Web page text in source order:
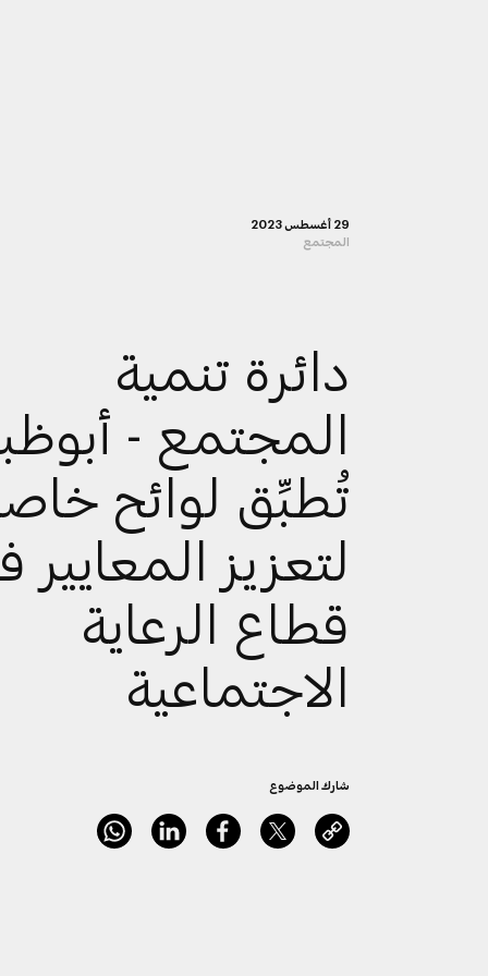
29 أغسطس 2023
المجتمع
دائرة تنمية
المجتمع -
تُطبِّق لوائح
لتعزيز المعايير
قطاع الرعاية
الاجتماعية
شارك الموضوع